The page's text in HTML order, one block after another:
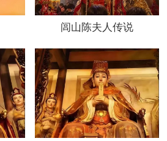
闾山陈夫人传说